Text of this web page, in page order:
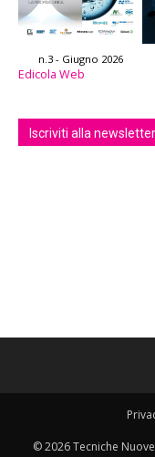
n.3 - Giugno 2026
Edicola Web
Iscriviti alla newsletter
© 2026 Tecniche